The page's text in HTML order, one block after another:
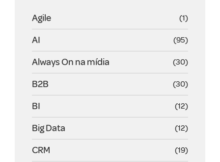
Agile (1)
AI (95)
Always On na mídia (30)
B2B (30)
BI (12)
Big Data (12)
CRM (19)